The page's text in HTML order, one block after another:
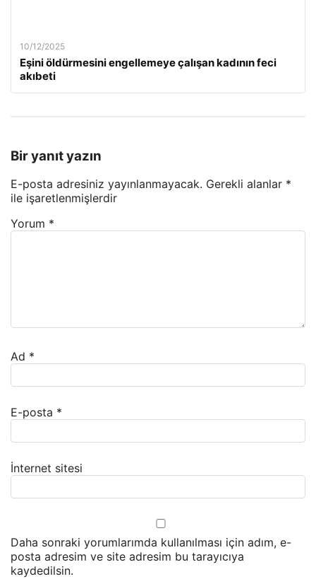
10/12/2025
Eşini öldürmesini engellemeye çalışan kadının feci
akıbeti
Bir yanıt yazın
E-posta adresiniz yayınlanmayacak. Gerekli alanlar *
ile işaretlenmişlerdir
Yorum *
Ad *
E-posta *
İnternet sitesi
Daha sonraki yorumlarımda kullanılması için adım, e-
posta adresim ve site adresim bu tarayıcıya
kaydedilsin.